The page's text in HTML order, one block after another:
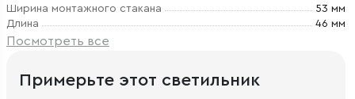
Ширина монтажного стакана
53 мм
Длина
46 мм
Посмотреть все
Примерьте этот светильник